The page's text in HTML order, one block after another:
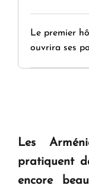
Le premier
ouvrira ses
Les
pratiquent
encore